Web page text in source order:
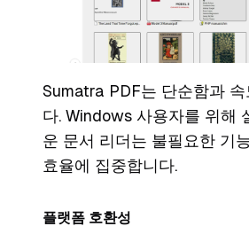
Sumatra PDF는 단순함과 속
다. Windows 사용자를 위해
운 문서 리더는 불필요한 기
효율에 집중합니다.
플랫폼 호환성